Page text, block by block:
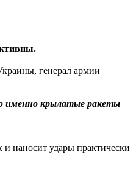
генерал армии
именно крылатые ракеты
и наносит удары практически